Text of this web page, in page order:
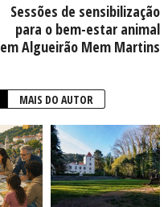
Sessões de sensibilização
para o bem-estar animal
em Algueirão Mem Martins
MAIS DO AUTOR